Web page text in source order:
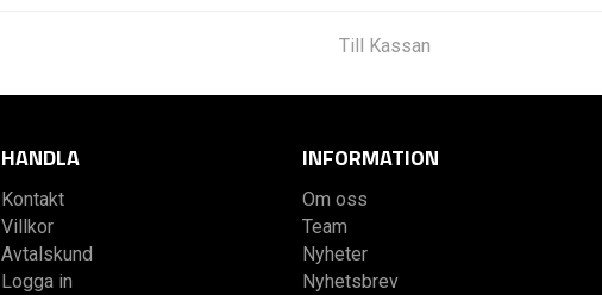
Till Kassan
HANDLA
Kontakt
Villkor
Avtalskund
Logga in
INFORMATION
Om oss
Team
Nyheter
Nyhetsbrev